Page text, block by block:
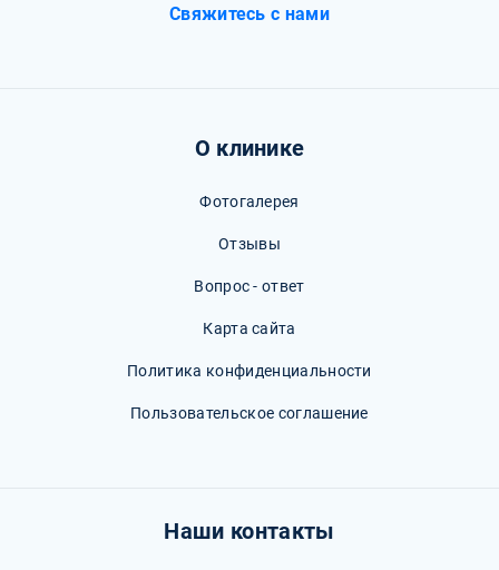
Свяжитесь с нами
О клинике
Фотогалерея
Отзывы
Вопрос - ответ
Карта сайта
Политика конфиденциальности
Пользовательское соглашение
Наши контакты